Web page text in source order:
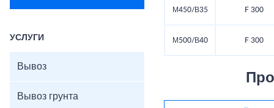
УСЛУГИ
Вывоз
Вывоз грунта
М450/В35 F 300
М500/В40 F 300